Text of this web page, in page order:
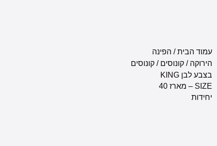
עמוד הבית/ הפינה
הירוקה/ קונוסים/ קונוסים
בצבע לבן KING
SIZE – מארז 40
יחידות